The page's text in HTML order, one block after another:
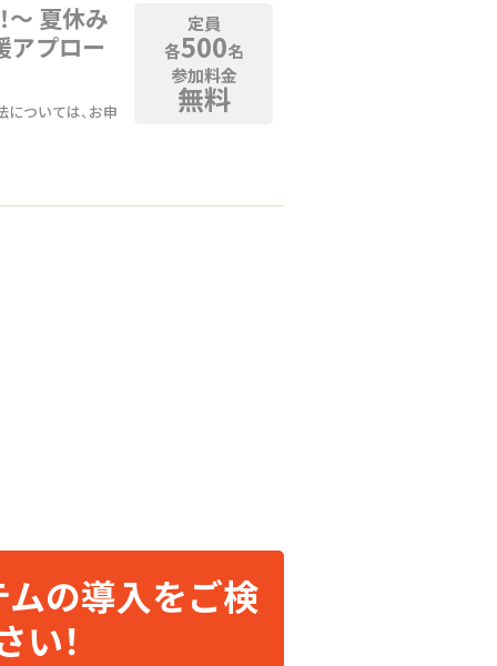
〜 夏休み
アプロー
ついては、お申
定員
各500名
参加料金
無料
の導入をご検
！